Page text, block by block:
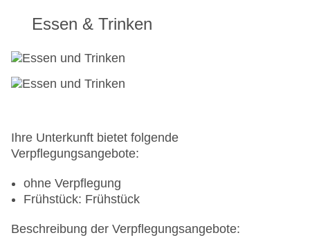
Essen & Trinken
Ihre Unterkunft bietet folgende
Verpflegungsangebote:
ohne Verpflegung
Frühstück: Frühstück
Beschreibung der Verpflegungsangebote: